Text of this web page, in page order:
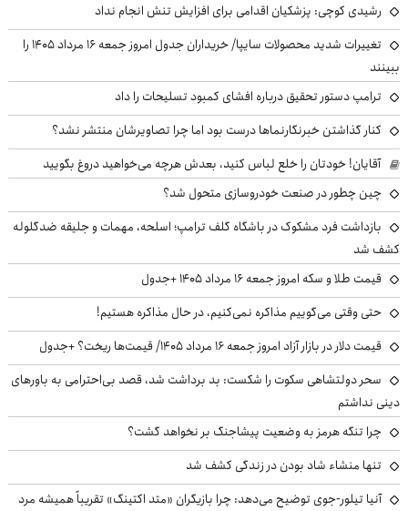
رشیدی کوچی: پزشکیان اقدامی برای افزایش تنش انجام نداد
تغییرات شدید محصولات سایپا/ خریداران جدول امروز جمعه ۱۶ مرداد ۱۴۰۵ را
ببینند
ترامپ دستور تحقیق درباره افشای کمبود تسلیحات را داد
کنار گذاشتن خبرنگارنماها درست بود اما چرا تصاویرشان منتشر نشد؟
آقایان! خودتان را خلع لباس کنید، بعدش هرچه می‌خواهید دروغ بگویید
چین چطور در صنعت خودروسازی متحول شد؟
بازداشت فرد مشکوک در باشگاه گلف ترامپ؛ اسلحه، مهمات و جلیقه ضدگلوله
کشف شد
قیمت طلا و سکه امروز جمعه ۱۶ مرداد ۱۴۰۵ +جدول
حتی وقتی می‌گوییم مذاکره نمی‌کنیم، در حال مذاکره هستیم!
قیمت دلار در بازار آزاد امروز جمعه ۱۶ مرداد ۱۴۰۵/ قیمت‌ها ریخت؟ +جدول
سحر دولتشاهی سکوت را شکست: بد برداشت شد، قصد بی‌احترامی به باورهای
دینی نداشتم
چرا تنگه هرمز به وضعیت پیشاجنگ بر نخواهد گشت؟
تنها منشاء شاد بودن در زندگی کشف شد
آنیا تیلور-جوی توضیح می‌دهد: چرا بازیگران «متد اکتینگ» تقریباً همیشه مرد